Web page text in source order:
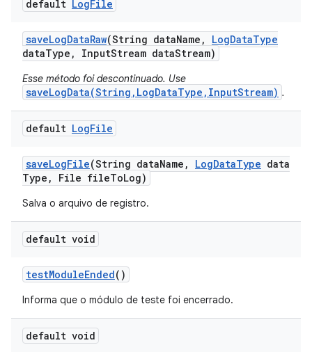
default LogFile
saveLogDataRaw(String dataName , LogDataType
dataType , InputStream dataStream)
Esse método foi descontinuado. Use
saveLogData(String,LogDataType,InputStream) .
default LogFile
saveLogFile(String dataName , LogDataType data
Type , File fileToLog)
Salva o arquivo de registro.
default void
testModuleEnded()
Informa que o módulo de teste foi encerrado.
default void